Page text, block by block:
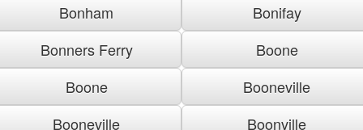
Bonham
Bonifay
Bonners Ferry
Boone
Boone
Booneville
Booneville
Boonville